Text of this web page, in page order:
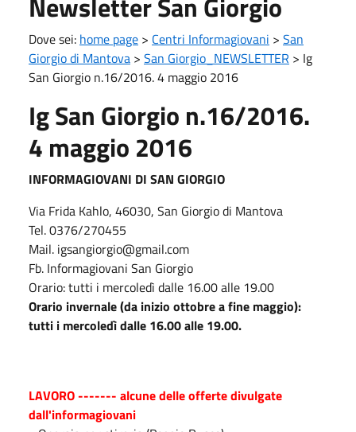
Dove sei: home page > Centri Informagiovani > San
Giorgio di Mantova > San Giorgio_NEWSLETTER > Ig
San Giorgio n.16/2016. 4 maggio 2016
Ig San Giorgio n.16/2016.
4 maggio 2016
INFORMAGIOVANI DI SAN GIORGIO
Via Frida Kahlo, 46030, San Giorgio di Mantova
Tel. 0376/270455
Mail. igsangiorgio@gmail.com
Fb. Informagiovani San Giorgio
Orario: tutti i mercoledì dalle 16.00 alle 19.00
Orario invernale (da inizio ottobre a fine maggio):
tutti i mercoledì dalle 16.00 alle 19.00.
LAVORO ------- alcune delle offerte divulgate
dall'informagiovani